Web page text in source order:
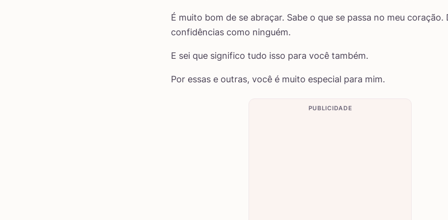
É muito bom de se abraçar. Sabe o que se passa no meu coração.
confidências como ninguém.
E sei que significo tudo isso para você também.
Por essas e outras, você é muito especial para mim.
PUBLICIDADE